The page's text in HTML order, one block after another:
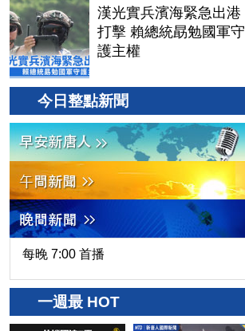
漢光實兵濱海緊急出港
打擊 賴總統勗勉國軍守
護主權
今日整點新聞
每晚 7:00 首播
一週最 HOT